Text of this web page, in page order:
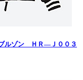
ルゾン ＨＲ—Ｊ００３